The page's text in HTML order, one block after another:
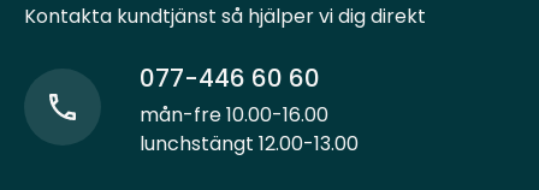
Kontakta kundtjänst så hjälper vi dig direkt
077-446 60 60
mån-fre 10.00-16.00
lunchstängt 12.00-13.00